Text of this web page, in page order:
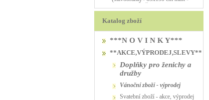
PŮJČOVNA
PŮJČOVNA
Katalog zboží
***N O V I N K Y***
**AKCE,VÝPRODEJ,SLEVY**
Doplňky pro ženichy a
družby
vánoční zboží - výprodej
svatební zboží - akce, výprodej